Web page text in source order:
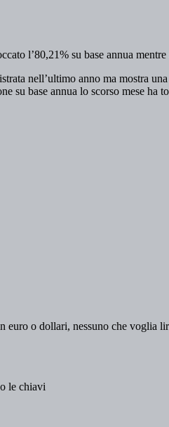
l’80,21% su base annua
nell’ultimo anno ma mostra
su base annua lo scorso mese ha